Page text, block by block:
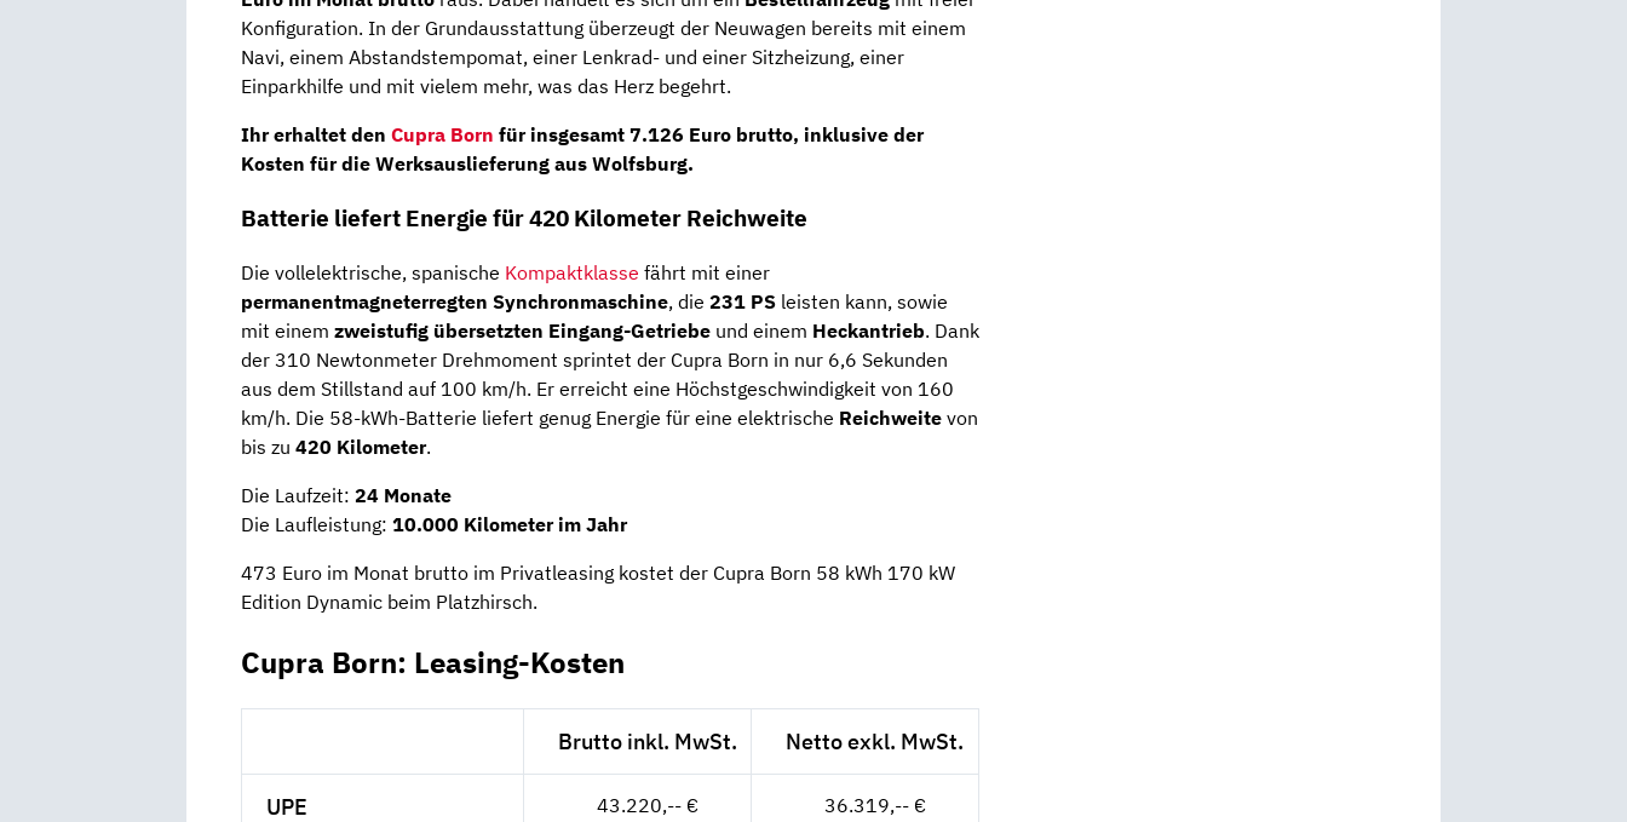
Konfiguration. In der Grundausstattung überzeugt der Neuwagen bereits mit einem
Navi, einem Abstandstempomat, einer Lenkrad- und einer Sitzheizung, einer
Einparkhilfe und mit vielem mehr, was das Herz begehrt.
Ihr erhaltet den Cupra Born für insgesamt 7.126 Euro brutto, inklusive der
Kosten für die Werksauslieferung aus Wolfsburg.
Batterie liefert Energie für 420 Kilometer Reichweite
Die vollelektrische, spanische Kompaktklasse fährt mit einer
permanentmagneterregten Synchronmaschine, die 231 PS leisten kann, sowie
mit einem zweistufig übersetzten Eingang-Getriebe und einem Heckantrieb. Dank
der 310 Newtonmeter Drehmoment sprintet der Cupra Born in nur 6,6 Sekunden
aus dem Stillstand auf 100 km/h. Er erreicht eine Höchstgeschwindigkeit von 160
km/h. Die 58-kWh-Batterie liefert genug Energie für eine elektrische Reichweite von
bis zu 420 Kilometer.
Die Laufzeit: 24 Monate
Die Laufleistung: 10.000 Kilometer im Jahr
473 Euro im Monat brutto im Privatleasing kostet der Cupra Born 58 kWh 170 kW
Edition Dynamic beim Platzhirsch.
Cupra Born: Leasing-Kosten
Brutto inkl. MwSt. Netto exkl. MwSt.
UPE 43.220,-- € 36.319,-- €